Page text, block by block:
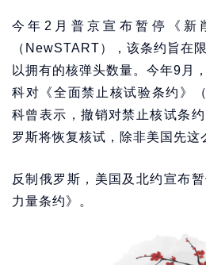
今年2月普京宣布暂停《新
（NewSTART），该条约旨在
以拥有的核弹头数量。今年9月
科对《全面禁止核试验条约》
科曾表示，撤销对禁止核试条
罗斯将恢复核试，除非美国先这
反制俄罗斯，美国及北约宣布
力量条约》。